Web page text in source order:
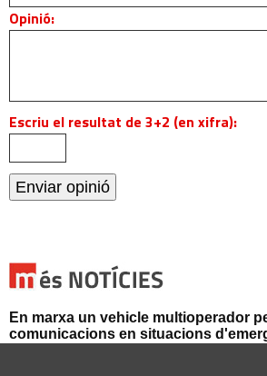
Opinió:
Escriu el resultat de 3+2 (en xifra):
En marxa un vehicle multioperador
comunicacions en situacions
Afectacions al trànsit aquest